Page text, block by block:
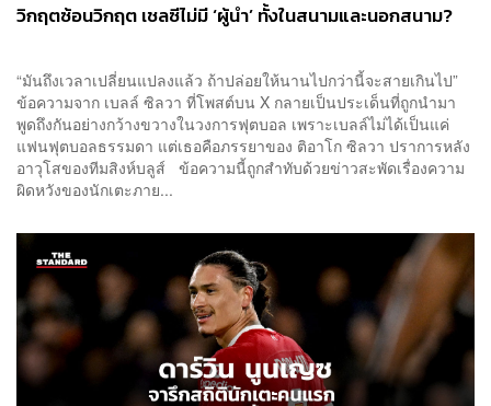
วิกฤตซ้อนวิกฤต เชลซีไม่มี ‘ผู้นำ’ ทั้งในสนามและนอกสนาม?
“มันถึงเวลาเปลี่ยนแปลงแล้ว ถ้าปล่อยให้นานไปกว่านี้จะสายเกินไป”
ข้อความจาก เบลล์ ซิลวา ที่โพสต์บน X กลายเป็นประเด็นที่ถูกนำมา
พูดถึงกันอย่างกว้างขวางในวงการฟุตบอล เพราะเบลล์ไม่ได้เป็นแค่
แฟนฟุตบอลธรรมดา แต่เธอคือภรรยาของ ติอาโก ซิลวา ปราการหลัง
อาวุโสของทีมสิงห์บลูส์ ข้อความนี้ถูกสำทับด้วยข่าวสะพัดเรื่องความ
ผิดหวังของนักเตะภาย...